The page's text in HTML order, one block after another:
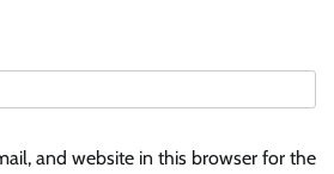
and website in this browser for the